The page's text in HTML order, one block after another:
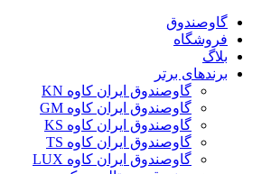
گاوصندوق
فروشگاه
بلاگ
برندهای برتر
گاوصندوق ایران کاوه KN
گاوصندوق ایران کاوه GM
گاوصندوق ایران کاوه KS
گاوصندوق ایران کاوه TS
گاوصندوق ایران کاوه LUX